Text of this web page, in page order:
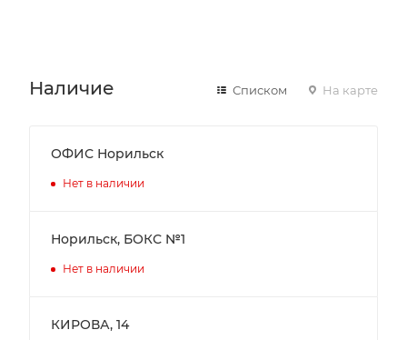
Наличие Списком На карте
ОФИС Норильск
Нет в наличии
Норильск, БОКС №1
Нет в наличии
КИРОВА, 14